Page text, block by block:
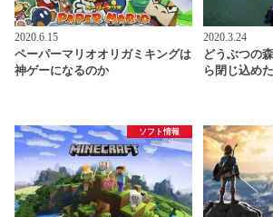
2020.6.15
ペーパーマリオオリガミキングは
神ゲーになるのか
2020.3.24
どうぶつの
ら閉じ込め
ソフト情報